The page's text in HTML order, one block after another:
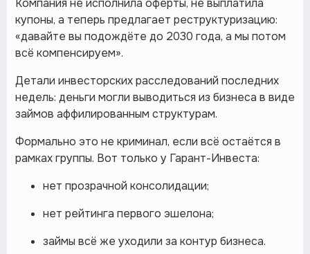
Компания не исполнила оферты, не выплатила
купоны, а теперь предлагает реструктуризацию:
«давайте вы подождёте до 2030 года, а мы потом
всё компенсируем».
Детали инвесторских расследований последних
недель: деньги могли выводиться из бизнеса в виде
займов аффилированным структурам.
Формально это не криминал, если всё остаётся в
рамках группы. Вот только у Гарант-Инвеста:
нет прозрачной консолидации;
нет рейтинга первого эшелона;
займы всё же уходили за контур бизнеса.